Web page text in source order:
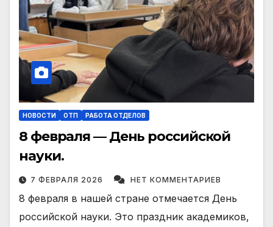
НОВОСТИ ОТП РАБОТА ОТДЕЛОВ
8 февраля — День российской
науки.
7 ФЕВРАЛЯ 2026 НЕТ КОММЕНТАРИЕВ
8 февраля в нашей стране отмечается День
российской науки. Это праздник академиков,